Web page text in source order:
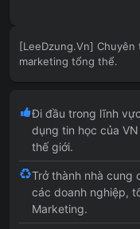
[LeeDzung.Vn]
marketing tổng thể.
Đi đầu trong lĩnh
dụng tin học của
thế giới.
Trở thành nhà cung
các doanh nghiệp,
Marketing.